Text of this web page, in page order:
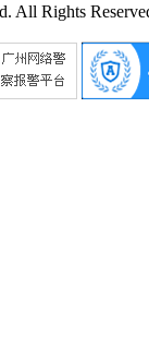
All Rights